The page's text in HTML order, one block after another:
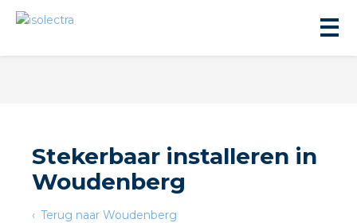
Stekerbaar installeren in
Woudenberg
Terug naar Woudenberg